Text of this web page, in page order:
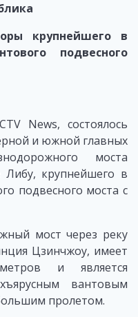
крупнейшего в
подвесного
News, состоялось
и южной главных
моста
крупнейшего в
подвесного моста с
мост через реку
Цзинчжоу, имеет
и является
вантовым
пролетом.